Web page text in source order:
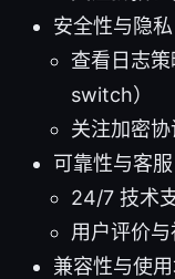
安全性与隐私
查看日志
switch）
关注加密
可靠性与客服
24/7 技术
用户评价
兼容性与使